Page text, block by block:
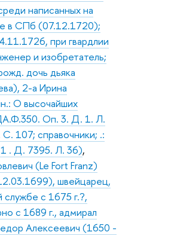
написанных на
в СПб (07.12.1720);
при гвардлии
и изобретатель;
дочь дьяка
2-а Ирина
О высочайших
Оп. 3. Д. 1. Л.
107; справочники; .:
. Д. 7395. Л. 36),
(Le Fort Franz)
швейцарец,
с 1675 г.?,
с 1689 г., адмирал
Алексеевич (1650 -